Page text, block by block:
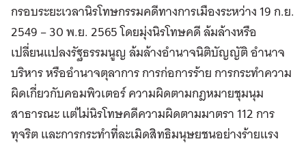
กรอบระยะเวลานิรโทษกรรมคดีทางการเมืองระหว่าง 19 ก.ย.
2549 – 30 พ.ย. 2565 โดยมุ่งนิรโทษคดี ล้มล้างหรือ
เปลี่ยนแปลงรัฐธรรมนูญ ล้มล้างอำนาจนิติบัญญัติ อำนาจ
บริหาร หรืออำนาจตุลาการ การก่อการร้าย การกระทำความ
ผิดเกี่ยวกับคอมพิวเตอร์ ความผิดตามกฎหมายชุมนุม
สาธารณะ แต่ไม่นิรโทษคดีความผิดตามมาตรา 112 การ
ทุจริต และการกระทำที่ละเมิดสิทธิมนุษยชนอย่างร้ายแรง